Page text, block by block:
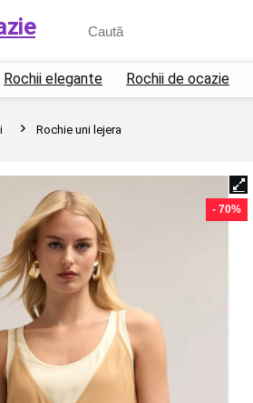
Rochii elegante Rochii de ocazie
Rochie uni lejera
- 70%